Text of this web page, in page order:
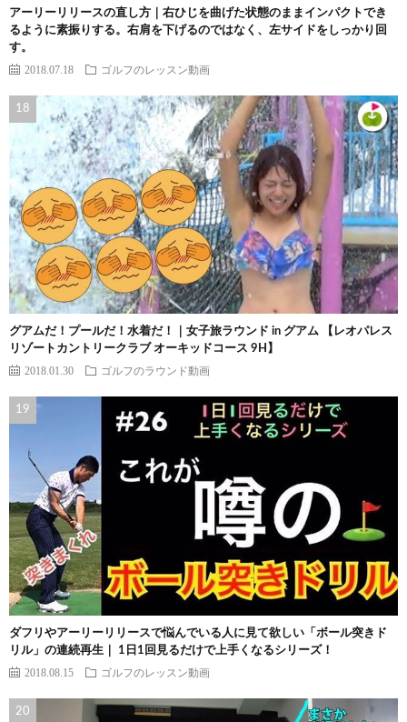
アーリーリリースの直し方｜右ひじを曲げた状態のままインパクトでき
るように素振りする。右肩を下げるのではなく、左サイドをしっかり回
す。
2018.07.18 ゴルフのレッスン動画
グアムだ！プールだ！水着だ！｜女子旅ラウンド in グアム 【レオパレス
リゾートカントリークラブ オーキッドコース 9H】
2018.01.30 ゴルフのラウンド動画
ダフリやアーリーリリースで悩んでいる人に見て欲しい「ボール突きド
リル」の連続再生｜ 1日1回見るだけで上手くなるシリーズ！
2018.08.15 ゴルフのレッスン動画